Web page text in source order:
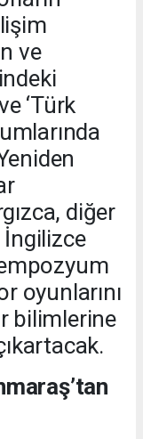
ve
‘Türk
diğer
İngilizce
oyunlarını
bilimlerine